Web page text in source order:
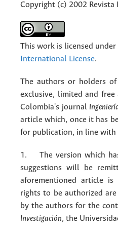
Copyright (c) 2002 Revista
This work is licensed under
International License.
The authors or holders
exclusive, limited and
Colombia's journal
article which, once it has
for publication, in line
1. The version which
suggestions will be
aforementioned article
rights to be authorized
by the authors for the
Investigación, the